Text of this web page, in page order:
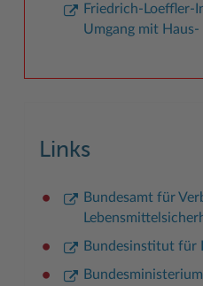
Friedrich-Loeffler-
Umgang mit
Links
Bundesamt für
Bundesinstitut für